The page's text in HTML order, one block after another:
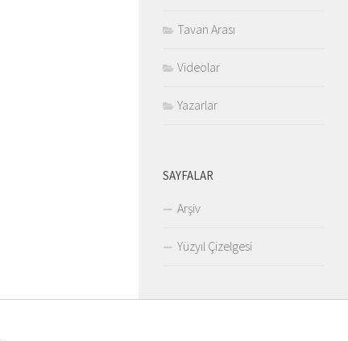
Tavan Arası
Videolar
Yazarlar
SAYFALAR
Arşiv
Yüzyıl Çizelgesi